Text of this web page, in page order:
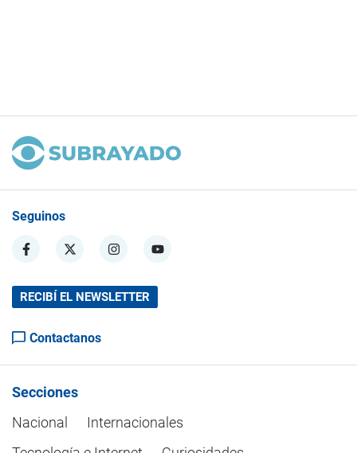
Seguinos
RECIBÍ EL NEWSLETTER
Contactanos
Secciones
Nacional
Internacionales